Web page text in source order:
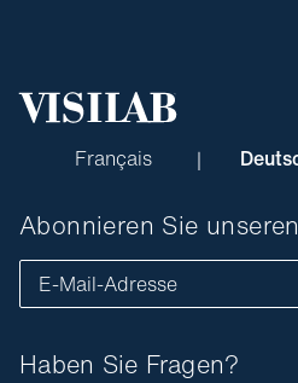
Français
Haben Sie Fragen?
Abonnieren Sie
E-Mail-Adresse